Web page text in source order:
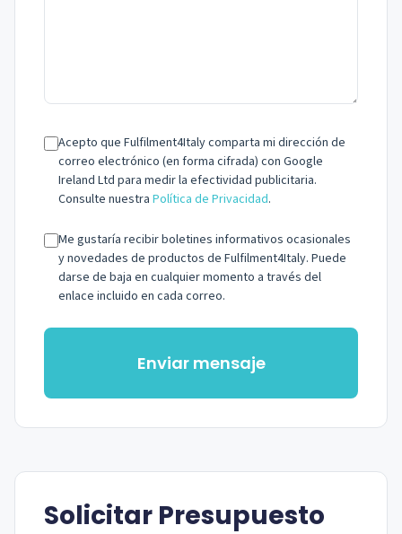
Acepto que Fulfilment4Italy comparta mi dirección de
correo electrónico (en forma cifrada) con Google
Ireland Ltd para medir la efectividad publicitaria.
Consulte nuestra Política de Privacidad.
Me gustaría recibir boletines informativos ocasionales
y novedades de productos de Fulfilment4Italy. Puede
darse de baja en cualquier momento a través del
enlace incluido en cada correo.
Enviar mensaje
Solicitar Presupuesto